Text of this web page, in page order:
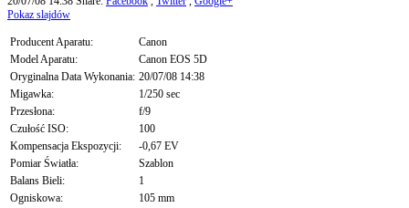
Pokaz slajdów
Producent Aparatu:
Canon
Model Aparatu:
Canon EOS 5D
Oryginalna Data Wykonania: 20/07/08 14:38
Migawka:
1/250 sec
Przesłona:
f/9
Czułość ISO:
100
Kompensacja Ekspozycji:
-0,67 EV
Pomiar Światła:
Szablon
Balans Bieli:
1
Ogniskowa:
105 mm